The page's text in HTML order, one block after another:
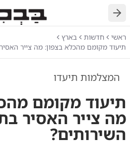
חזרה
ראשי חדשות
בארץ
תיעוד מקומם מהכלא בצפון: מה צייר
המצלמות תיעדו
תיעוד מקומם
מה צייר האסיר
השירותים?